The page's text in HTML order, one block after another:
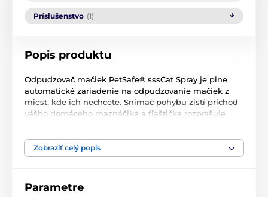
Príslušenstvo (1)
Popis produktu
Odpudzovač mačiek PetSafe® sssCat Spray je plne
automatické zariadenie na odpudzovanie mačiek z
miest, kde ich nechcete. Snímač pohybu zistí príchod
vášho domáceho maznáčika a fľaštička rozprašuje
tiež nezanecháva žiadne zvyšky. Odpudzuje nielen
mačky, ale aj iné zvieratá, takže ho môžete používať aj
vystačí až na 500 postrekov.
Zobraziť celý popis
Parametre